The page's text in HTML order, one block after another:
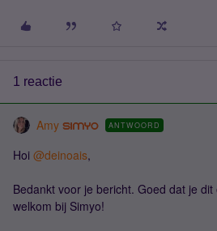
1 reactie
Amy ANTWOORD
Hoi ​ @deinoais,
Bedankt voor je bericht. Goed dat je
welkom bij Simyo!